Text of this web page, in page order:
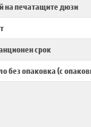
на печатащите дюзи
срок
без опаковка (с